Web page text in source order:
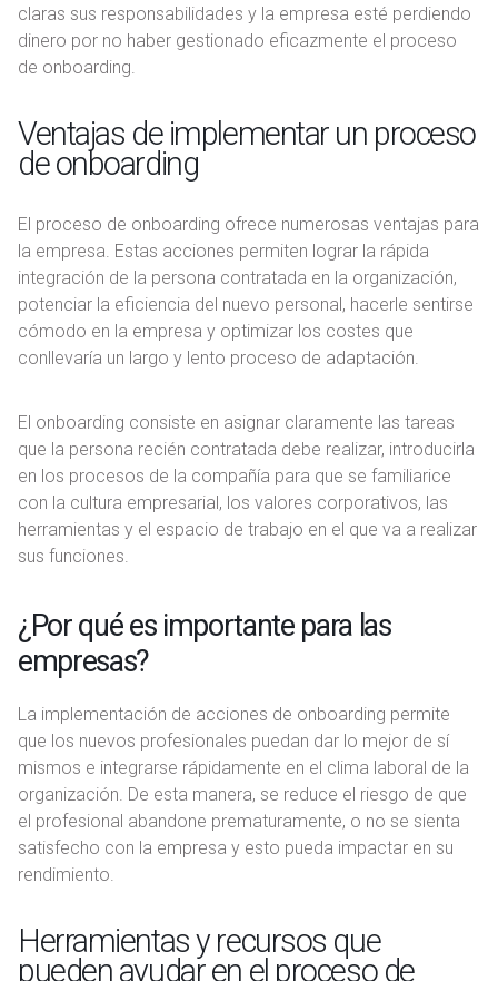
claras sus responsabilidades y la empresa esté perdiendo
dinero por no haber gestionado eficazmente el proceso
de onboarding.
Ventajas de implementar un proceso
de onboarding
El proceso de onboarding ofrece numerosas ventajas para
la empresa. Estas acciones permiten lograr la rápida
integración de la persona contratada en la organización,
potenciar la eficiencia del nuevo personal, hacerle sentirse
cómodo en la empresa y optimizar los costes que
conllevaría un largo y lento proceso de adaptación.
El onboarding consiste en asignar claramente las tareas
que la persona recién contratada debe realizar, introducirla
en los procesos de la compañía para que se familiarice
con la cultura empresarial, los valores corporativos, las
herramientas y el espacio de trabajo en el que va a realizar
sus funciones.
¿Por qué es importante para las
empresas?
La implementación de acciones de onboarding permite
que los nuevos profesionales puedan dar lo mejor de sí
mismos e integrarse rápidamente en el clima laboral de la
organización. De esta manera, se reduce el riesgo de que
el profesional abandone prematuramente, o no se sienta
satisfecho con la empresa y esto pueda impactar en su
rendimiento.
Herramientas y recursos que
pueden ayudar en el proceso de